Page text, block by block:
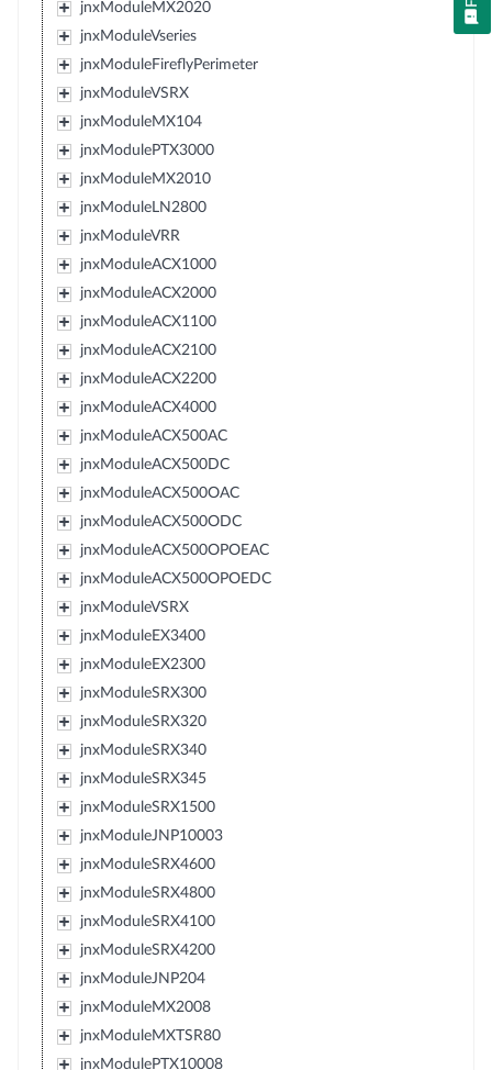
jnxModuleMX2020
jnxModuleVseries
jnxModuleFireflyPerimeter
jnxModuleVSRX
jnxModuleMX104
jnxModulePTX3000
jnxModuleMX2010
jnxModuleLN2800
jnxModuleVRR
jnxModuleACX1000
jnxModuleACX2000
jnxModuleACX1100
jnxModuleACX2100
jnxModuleACX2200
jnxModuleACX4000
jnxModuleACX500AC
jnxModuleACX500DC
jnxModuleACX500OAC
jnxModuleACX500ODC
jnxModuleACX500OPOEAC
jnxModuleACX500OPOEDC
jnxModuleVSRX
jnxModuleEX3400
jnxModuleEX2300
jnxModuleSRX300
jnxModuleSRX320
jnxModuleSRX340
jnxModuleSRX345
jnxModuleSRX1500
jnxModuleJNP10003
jnxModuleSRX4600
jnxModuleSRX4800
jnxModuleSRX4100
jnxModuleSRX4200
jnxModuleJNP204
jnxModuleMX2008
jnxModuleMXTSR80
jnxModulePTX10008